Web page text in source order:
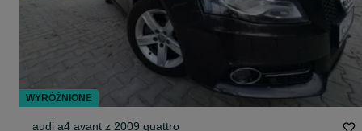
audi a4 avant z 2009 quattro
WYRÓŻNIONE